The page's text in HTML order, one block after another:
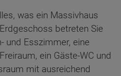
was ein Massivhaus
betreten Sie
und Esszimmer, eine
ein Gäste-WC und
mit ausreichend